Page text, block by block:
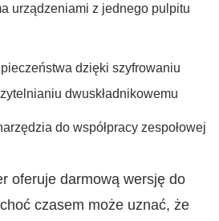
urządzeniami z jednego pulpitu
dzięki szyfrowaniu
dwuskładnikowemu
do współpracy zespołowej
oferuje darmową wersję do
czasem może uznać, że